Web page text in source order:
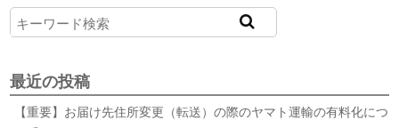
最近の投稿
【重要】お届け先住所変更（転送）の際のヤマト運輸の有料化につ